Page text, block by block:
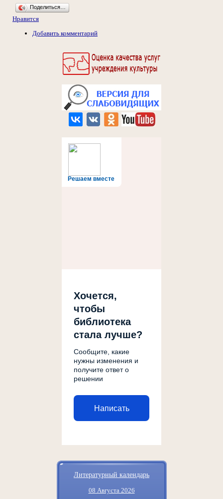
Решаем вместе
Хочется,
чтобы
библиотека
стала лучше?
Сообщите, какие
нужны изменения и
получите ответ о
решении
Написать
Литературный календарь
08 Августа 2026
Поделиться…
Нравится
Добавить комментарий